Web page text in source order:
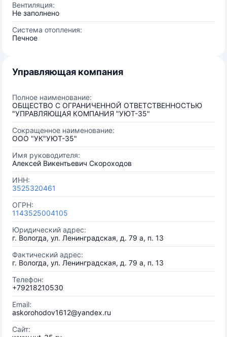
Вентиляция:
Не заполнено
Система отопления:
Печное
Управляющая компания
Полное наименование:
ОБЩЕСТВО С ОГРАНИЧЕННОЙ ОТВЕТСТВЕННОСТЬЮ
"УПРАВЛЯЮЩАЯ КОМПАНИЯ "УЮТ-35"
Сокращенное наименование:
ООО "УК"УЮТ-35"
Имя руководителя:
Алексей Викентьевич Скороходов
ИНН:
3525320461
ОГРН:
1143525004105
Юридический адрес:
г. Вологда, ул. Ленинградская, д. 79 а, п. 13
Фактический адрес:
г. Вологда, ул. Ленинградская, д. 79 а, п. 13
Телефон:
+79218210530
Email:
askorohodov1612@yandex.ru
Сайт: